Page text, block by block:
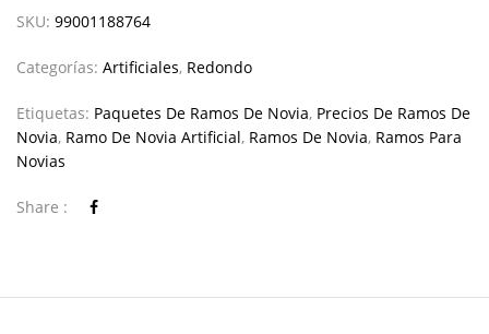
SKU: 99001188764
Categorías: Artificiales, Redondo
Etiquetas: Paquetes De Ramos De Novia, Precios De Ramos De
Novia, Ramo De Novia Artificial, Ramos De Novia, Ramos Para
Novias
Share :